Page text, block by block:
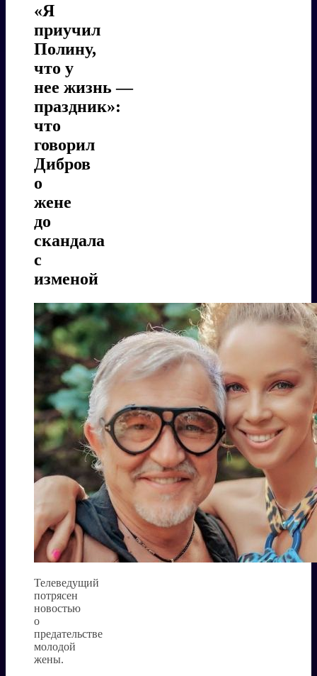
«Я
приучил
Полину,
что у
нее жизнь —
праздник»:
что
говорил
Дибров
о
жене
до
скандала
с
изменой
Телеведущий
потрясен
новостью
о
предательстве
молодой
жены.